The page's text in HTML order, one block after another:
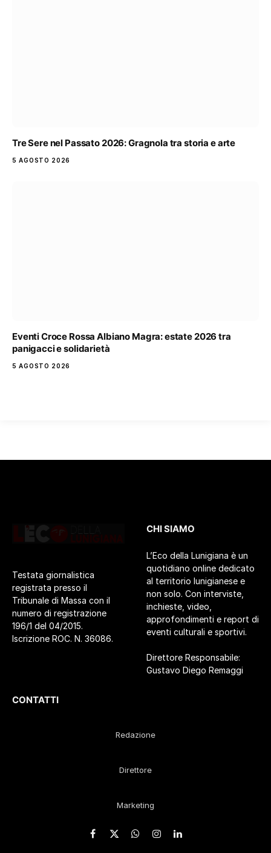
Tre Sere nel Passato 2026: Gragnola tra storia e arte
5 AGOSTO 2026
Eventi Croce Rossa Albiano Magra: estate 2026 tra
panigacci e solidarietà
5 AGOSTO 2026
Testata giornalistica
registrata presso il
Tribunale di Massa con il
numero di registrazione
196/1 del 04/2015.
Iscrizione ROC. N. 36086.
CHI SIAMO
L’Eco della Lunigiana è un
quotidiano online dedicato
al territorio lunigianese e
non solo. Con interviste,
inchieste, video,
approfondimenti e report di
eventi culturali e sportivi.
Direttore Responsabile:
Gustavo Diego Remaggi
CONTATTI
Redazione
Direttore
Marketing
Facebook
X
WhatsApp
Instagram
LinkedIn